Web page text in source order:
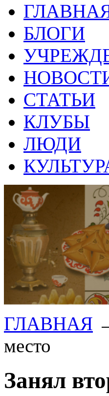
БЛОГИ
СТАТЬИ
КЛУБЫ
ЛЮДИ
ГЛАВНАЯ
место
Занял